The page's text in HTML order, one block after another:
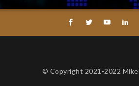
© Copyright 2021-2022